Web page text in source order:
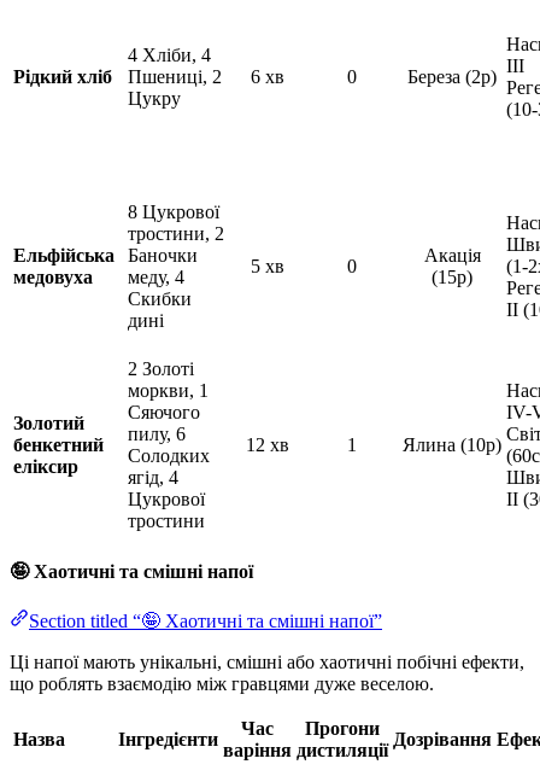
Рідкий хліб
4 Хліби, 4
Пшениці, 2
Цукру
6 хв 0 Береза (2р)
III
Ельфійська
медовуха
8 Цукрової
тростини, 2
Баночки
меду, 4
Скибки
дині
5 хв 0
Акація
(15р)
(1-
II
Золотий
бенкетний
еліксир
2 Золоті
моркви, 1
Сяючого
пилу, 6
Солодких
ягід, 4
Цукрової
тростини
12 хв 1 Ялина (10р)
IV-
II
🤪 Хаотичні та смішні напої
Section titled “🤪 Хаотичні та смішні напої”
Ці напої мають унікальні, смішні або хаотичні побічні ефекти,
що роблять взаємодію між гравцями дуже веселою.
Назва Інгредієнти
Час
варіння
Прогони
дистиляції
Дозрівання